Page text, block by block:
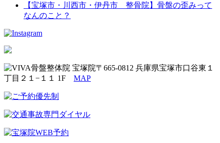
【宝塚市・川西市・伊丹市 整骨院】骨盤の歪みって
なんのこと？
〒665-0812 兵庫県宝塚市口谷東１
丁目２１−１１ 1F MAP